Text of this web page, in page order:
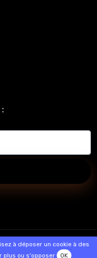
:
gestion de commande sur
à déposer un cookie à des
plus ou s'opposer OK